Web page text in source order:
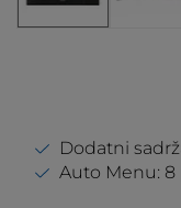
Dodatni
Auto Menu: 8